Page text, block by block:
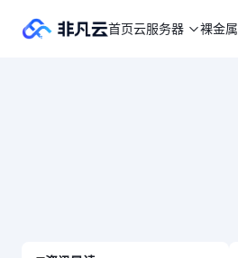
首页云服务器 裸金属